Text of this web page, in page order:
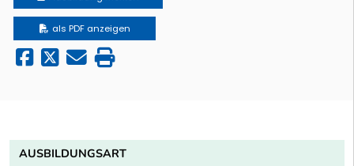
als PDF anzeigen
AUSBILDUNGSART